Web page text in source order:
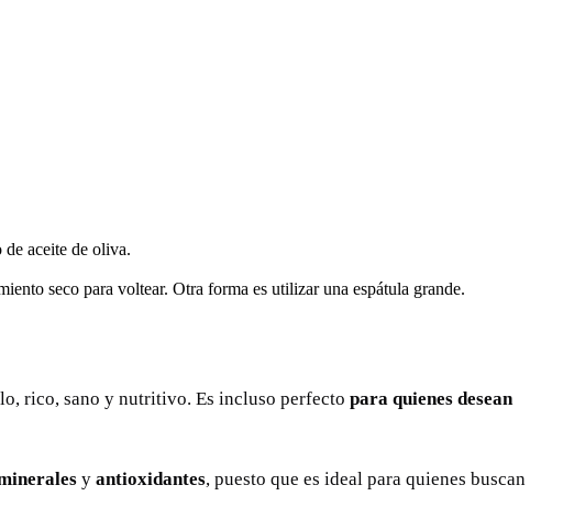
de aceite de oliva.
seco para voltear. Otra forma es utilizar una espátula grande.
rico, sano y nutritivo. Es incluso perfecto para quienes desean
y antioxidantes, puesto que es ideal para quienes buscan